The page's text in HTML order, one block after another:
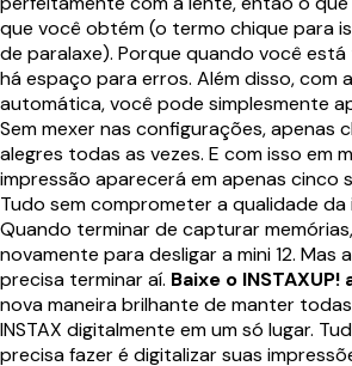
que você obtém (o termo chique para
de paralaxe). Porque quando você
há espaço para erros. Além disso, com
automática, você pode simplesmente
Sem mexer nas configurações, apenas
alegres todas as vezes. E com isso em
impressão aparecerá em apenas cinco
Tudo sem comprometer a qualidade da
Quando terminar de capturar
novamente para desligar a mini 12. Mas
precisa terminar aí. Baixe o INSTAXUP!
nova maneira brilhante de manter
INSTAX digitalmente em um só lugar.
precisa fazer é digitalizar suas